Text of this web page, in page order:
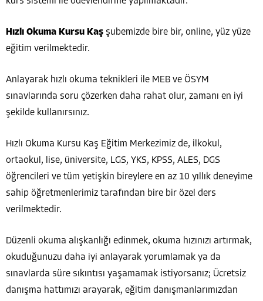
Hızlı Okuma Kursu Kaş şubemizde bire bir, online, yüz yüze
eğitim verilmektedir.
Anlayarak hızlı okuma teknikleri ile MEB ve ÖSYM
sınavlarında soru çözerken daha rahat olur, zamanı en iyi
şekilde kullanırsınız.
Hızlı Okuma Kursu Kaş Eğitim Merkezimiz de, ilkokul,
ortaokul, lise, üniversite, LGS, YKS, KPSS, ALES, DGS
öğrencileri ve tüm yetişkin bireylere en az 10 yıllık deneyime
sahip öğretmenlerimiz tarafından bire bir özel ders
verilmektedir.
Düzenli okuma alışkanlığı edinmek, okuma hızınızı artırmak,
okuduğunuzu daha iyi anlayarak yorumlamak ya da
sınavlarda süre sıkıntısı yaşamamak istiyorsanız; Ücretsiz
danışma hattımızı arayarak, eğitim danışmanlarımızdan